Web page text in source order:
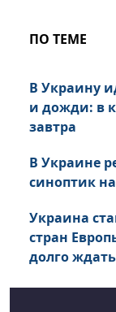
ПО ТЕМЕ
В Украину
и дожди: в
завтра
В Украине
синоптик
Украина
стран
долго